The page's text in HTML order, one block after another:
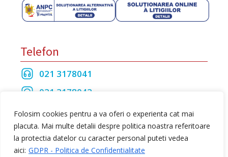
Folosim cookies pentru a va oferi o experienta cat mai
placuta. Mai multe detalii despre politica noastra referitoare
la protectia datelor cu caracter personal puteti vedea
aici: GDPR - Politica de Confidentialitate
Telefon
021 3178041
021 3178042
021 3175208
Toate drepturile rezervate Baza Tehnica Alfa S.R.L